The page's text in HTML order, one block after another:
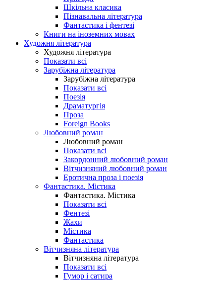
Шкільна класика
Пізнавальна література
Фантастика і фентезі
Книги на іноземних мовах
Художня література
Художня література
Показати всі
Зарубіжна література
Зарубіжна література
Показати всі
Поезія
Драматургія
Проза
Foreign Books
Любовний роман
Любовний роман
Показати всі
Закордонний любовний роман
Вітчизняний любовний роман
Еротична проза і поезія
Фантастика. Містика
Фантастика. Містика
Показати всі
Фентезі
Жахи
Містика
Фантастика
Вітчизняна література
Вітчизняна література
Показати всі
Гумор і сатира